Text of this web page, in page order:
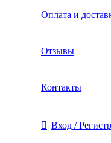
Оплата и
Отзывы
Контакты
Вход /